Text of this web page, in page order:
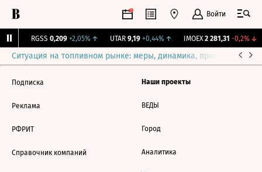
Войти
RGSS 0,209 +2,05%↑ UTAR 9,19 +0,44%↑ IMOEX 2 281,31 -0,2%↓
Ситуация на топливном рынке: меры, динамика, прогнозы
Подписка
Реклама
РФРИТ
Справочник компаний
Наши проекты
ВЕДЫ
Город
Аналитика